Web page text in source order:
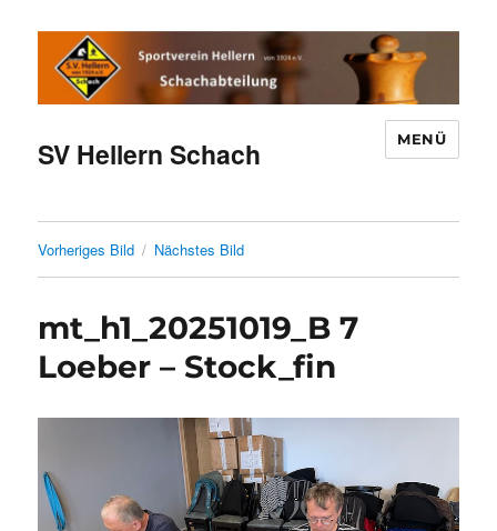
SV Hellern Schach MENÜ
Vorheriges Bild Nächstes Bild
mt_h1_20251019_B 7
Loeber – Stock_fin